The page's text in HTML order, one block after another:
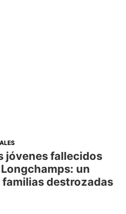
jóvenes fallecidos
un
destrozadas